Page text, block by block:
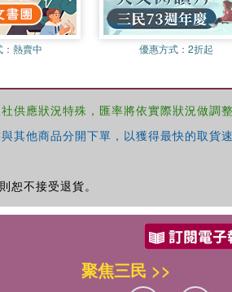
熱賣中 優惠方式：2折起
應狀況特殊，匯率將依實際狀況做調整
他商品分開下單，以獲得最快的取貨
不接受退貨。
聚焦三民 >>